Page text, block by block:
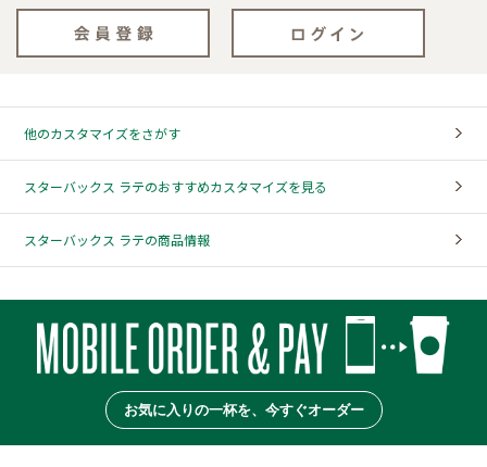
他のカスタマイズをさがす
スターバックス ラテのおすすめカスタマイズを見る
スターバックス ラテの商品情報
お気に入りの一杯を、今すぐオーダー